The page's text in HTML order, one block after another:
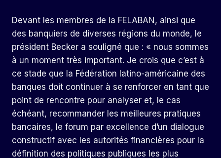
Devant les membres de la FELABAN, ainsi que
des banquiers de diverses régions du monde, le
président Becker a souligné que : « nous sommes
à un moment très important. Je crois que c’est à
ce stade que la Fédération latino-américaine des
banques doit continuer à se renforcer en tant que
point de rencontre pour analyser et, le cas
échéant, recommander les meilleures pratiques
bancaires, le forum par excellence d’un dialogue
constructif avec les autorités financières pour la
définition des politiques publiques les plus